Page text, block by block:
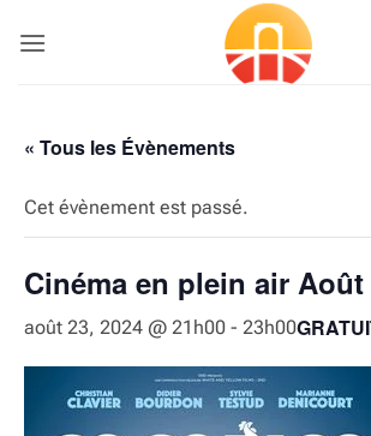
« Tous les Évènements
Cet évènement est passé.
Cinéma en plein air Août
août 23, 2024 @ 21h00 - 23h00